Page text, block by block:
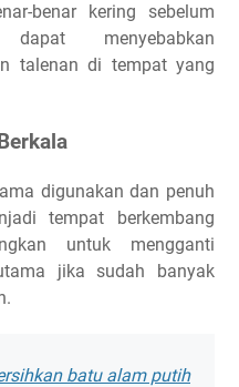
benar kering sebelum
menyebabkan
talenan di tempat yang
digunakan dan penuh
tempat berkembang
untuk mengganti
jika sudah banyak
batu alam putih